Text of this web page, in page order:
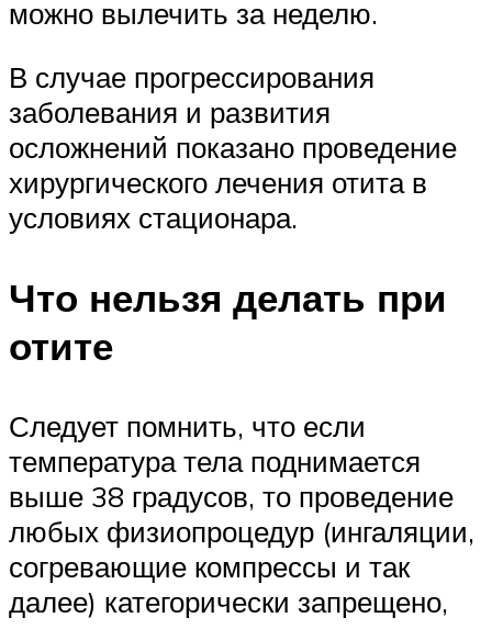
можно вылечить за неделю.
В случае прогрессирования
заболевания и развития
осложнений показано проведение
хирургического лечения отита в
условиях стационара.
Что нельзя делать при
отите
Следует помнить, что если
температура тела поднимается
выше 38 градусов, то проведение
любых физиопроцедур (ингаляции,
согревающие компрессы и так
далее) категорически запрещено,